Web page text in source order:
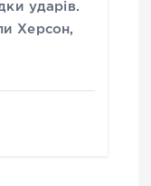
ударів.
Херсон,